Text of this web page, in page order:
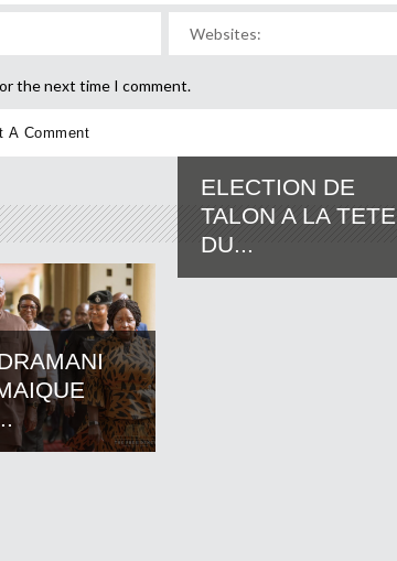
the next time I comment.
ELECTION DE
TALON A LA TETE
DU...